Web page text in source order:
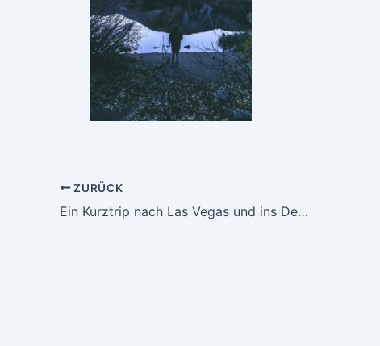
ZURÜCK
Ein Kurztrip nach Las Vegas und ins Death Valley – total verrückt?!